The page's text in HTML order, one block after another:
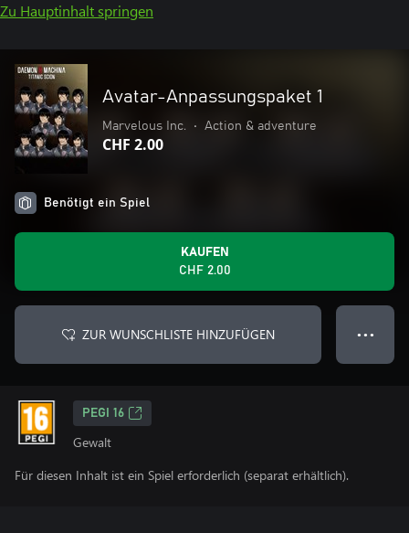
Zu Hauptinhalt springen
Avatar-Anpassungspaket 1
Marvelous Inc. • Action & adventure
CHF 2.00
Benötigt ein Spiel
KAUFEN
CHF 2.00
ZUR WUNSCHLISTE HINZUFÜGEN ● ● ●
PEGI 16
Gewalt
Für diesen Inhalt ist ein Spiel erforderlich (separat erhältlich).